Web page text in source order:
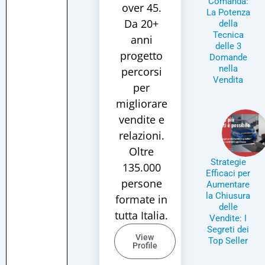
over 45.
Da 20+
anni
progetto
percorsi
per
migliorare
vendite e
relazioni.
Oltre
135.000
persone
formate in
tutta Italia.
View
Profile
La Potenza
della
Tecnica
delle 3
Domande
nella
Vendita
Strategie
Efficaci per
Aumentare
la Chiusura
delle
Vendite: I
Segreti dei
Top Seller